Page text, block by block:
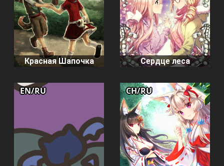
Красная Шапочка Сердце леса
EN/RU CH/RU